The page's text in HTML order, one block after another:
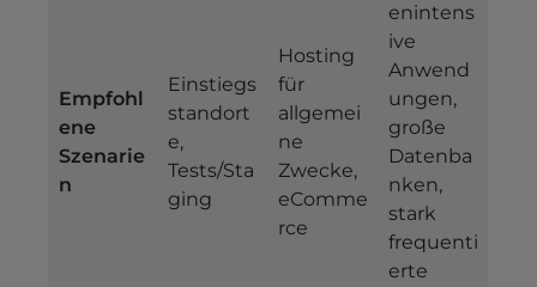
Empfohl
ene
Szenarie
n
Einstiegs
standort
e,
Tests/Sta
ging
Hosting
für
allgemei
ne
Zwecke,
eComme
rce
enintens
ive
Anwend
ungen,
große
Datenba
nken,
stark
frequenti
erte